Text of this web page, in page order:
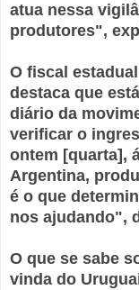
atua nessa
produtores",
O fiscal
destaca que
diário da
verificar o
ontem [quarta],
Argentina,
é o que
nos ajudando",
O que se sabe
vinda do